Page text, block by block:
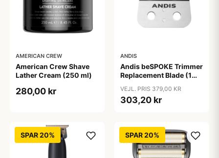
AMERICAN CREW
American Crew Shave
Lather Cream (250 ml)
280,00 kr
ANDIS
Andis beSPOKE Trimmer
Replacement Blade (1
VEJL. PRIS 379,00 KR
303,20 kr
SPAR 20% SPAR 20%